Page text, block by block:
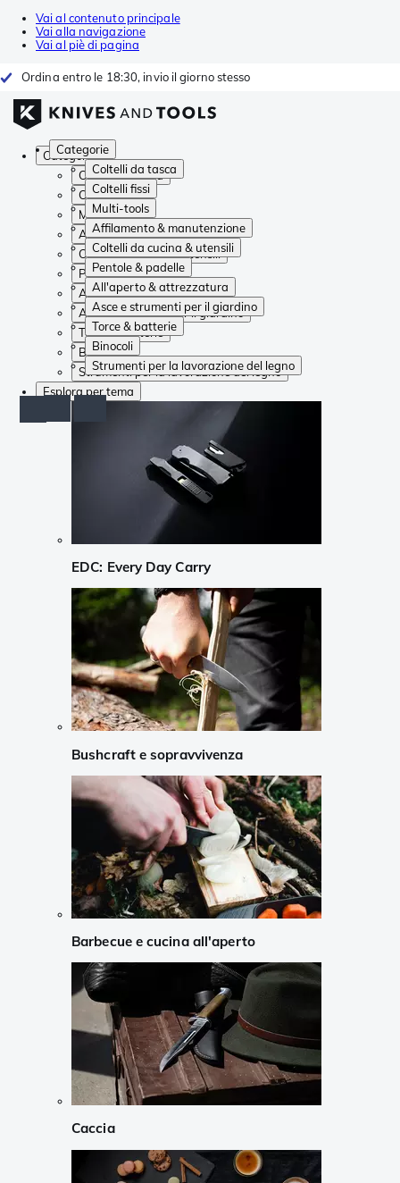
Vai al contenuto principale
Vai alla navigazione
Vai al piè di pagina
Ordina entro le 18:30, invio il giorno stesso
Categorie
Coltelli da tasca
Coltelli fissi
Multi-tools
Affilamento & manutenzione
Coltelli da cucina & utensili
Pentole & padelle
All'aperto & attrezzatura
Asce e strumenti per il giardino
Torce & batterie
Binocoli
Strumenti per la lavorazione del legno
Categorie
Coltelli da tasca
Coltelli fissi
Multi-tools
Affilamento & manutenzione
Coltelli da cucina & utensili
Pentole & padelle
All'aperto & attrezzatura
Asce e strumenti per il giardino
Torce & batterie
Binocoli
Strumenti per la lavorazione del legno
Esplora per tema
EDC: Every Day Carry
Bushcraft e sopravvivenza
Barbecue e cucina all'aperto
Caccia